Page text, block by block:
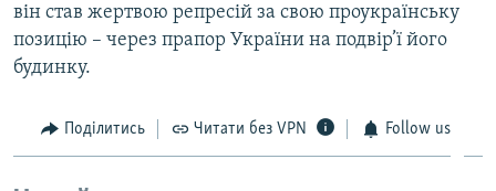
він став жертвою репресій за свою проукраїнську
позицію – через прапор України на подвір’ї його
будинку.
Поділитись Читати без VPN Follow us